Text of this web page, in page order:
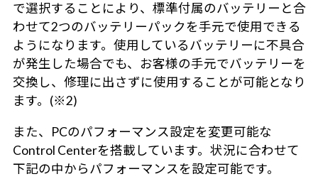
で選択することにより、標準付属のバッテリーと合
わせて2つのバッテリーパックを手元で使用できる
ようになります。使用しているバッテリーに不具合
が発生した場合でも、お客様の手元でバッテリーを
交換し、修理に出さずに使用することが可能となり
ます。(※2)
また、PCのパフォーマンス設定を変更可能な
Control Centerを搭載しています。状況に合わせて
下記の中からパフォーマンスを設定可能です。